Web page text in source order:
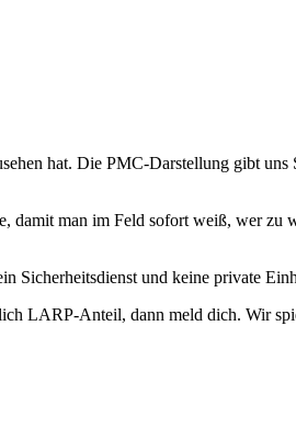
hat. Die PMC-Darstellung gibt
damit man im Feld sofort weiß, wer zu
Sicherheitsdienst und keine private
LARP-Anteil, dann meld dich. Wir